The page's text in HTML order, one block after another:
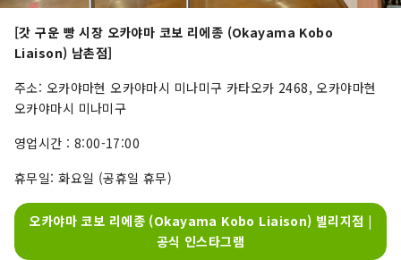
[갓 구운 빵 시장 오카야마 코보 리에종 (Okayama Kobo
Liaison) 남촌점]
주소: 오카야마현 오카야마시 미나미구 카타오카 2468, 오카야마현
오카야마시 미나미구
영업시간 : 8:00-17:00
휴무일: 화요일 (공휴일 휴무)
오카야마 코보 리에종 (Okayama Kobo Liaison) 빌리지점 |
공식 인스타그램